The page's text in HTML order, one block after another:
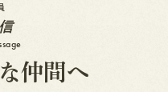
な仲 間へ